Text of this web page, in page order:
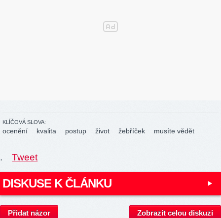
KLÍČOVÁ SLOVA:
ocenění kvalita postup život žebříček musíte vědět
. Tweet
DISKUSE K ČLÁNKU
Přidat názor Zobrazit celou diskuzi